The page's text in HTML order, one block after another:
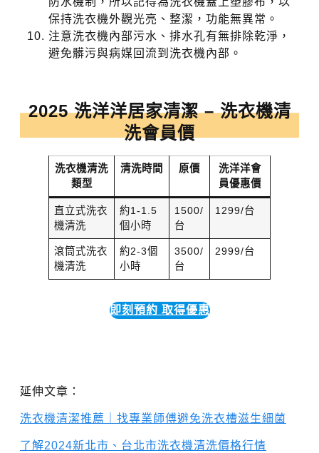
保持洗衣機外觀光亮、整潔，功能無異常。
注意洗衣機內部污水、排水孔有無排除乾淨，
避免髒污與病媒回流到洗衣機內部。
2025 洗洋洋居家清潔 – 洗衣機清
洗會員價
洗衣機清洗
類型
清洗時間 原價
洗洋洋會
員優惠價
直立式洗衣
機清洗
約1-1.5
個小時
1500/
台
1299/台
滾筒式洗衣
機清洗
約2-3個
小時
3500/
台
2999/台
即刻預約 取得優惠
延伸文章：
洗衣機清潔推薦｜找專業師傅避免洗衣槽滋生細菌
了解2024新北市、台北市洗衣機清洗價格行情